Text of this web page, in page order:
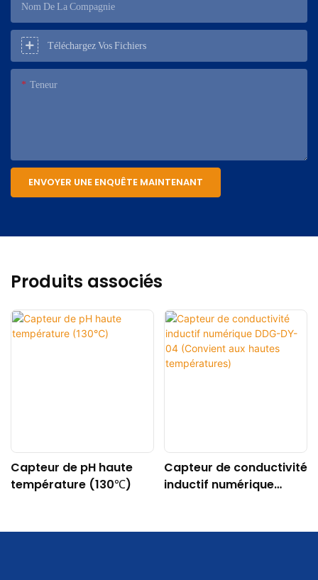
Nom De La Compagnie
Téléchargez Vos Fichiers
Teneur
ENVOYER UNE ENQUÊTE MAINTENANT
Produits associés
Capteur de pH haute
température (130℃)
Capteur de conductivité
inductif numérique
températures)